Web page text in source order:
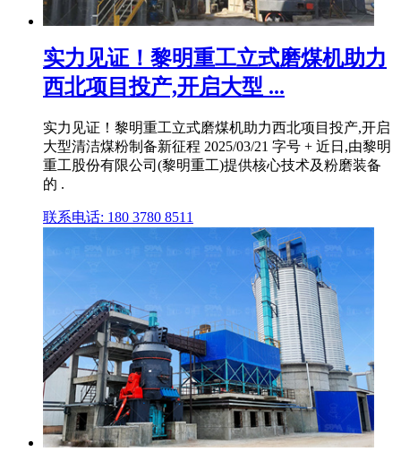
实力见证！黎明重工立式磨煤机助力
西北项目投产,开启大型 ...
实力见证！黎明重工立式磨煤机助力西北项目投产,开启
大型清洁煤粉制备新征程 2025/03/21 字号 + 近日,由黎明
重工股份有限公司(黎明重工)提供核心技术及粉磨装备
的 .
联系电话: 180 3780 8511